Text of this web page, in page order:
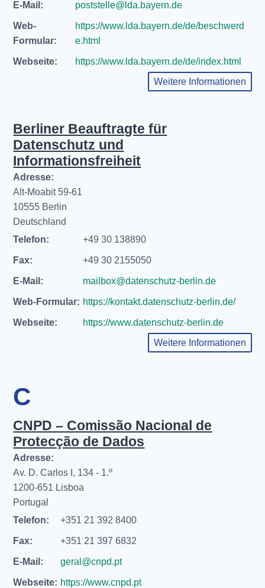
E-Mail: poststelle@lda.bayern.de
Web-
Formular:
https://www.lda.bayern.de/de/beschwerd
e.html
Webseite:
https://www.lda.bayern.de/de/index.html
Weitere Informationen
Berliner Beauftragte für
Datenschutz und
Informationsfreiheit
Adresse:
Alt-Moabit 59-61
10555 Berlin
Deutschland
Telefon:
+49 30 138890
Fax: +49 30 2155050
E-Mail: mailbox@datenschutz-berlin.de
Web-Formular: https://kontakt.datenschutz-berlin.de/
Webseite:
https://www.datenschutz-berlin.de
Weitere Informationen
C
CNPD – Comissão Nacional de
Protecção de Dados
Adresse:
Av. D. Carlos I, 134 - 1.º
1200-651 Lisboa
Portugal
Telefon:
+351 21 392 8400
Fax: +351 21 397 6832
E-Mail: geral@cnpd.pt
Webseite: https://www.cnpd.pt